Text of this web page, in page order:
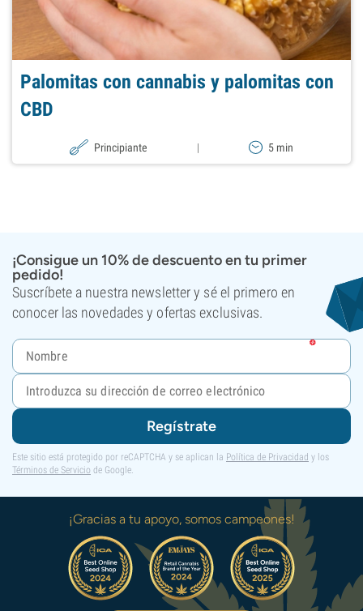
Palomitas con cannabis y palomitas con
CBD
Principiante | 5 min
¡Consigue un 10% de descuento en tu primer
pedido!
Suscríbete a nuestra newsletter y sé el primero en
conocer las novedades y ofertas exclusivas.
Regístrate
Este sitio está protegido por reCAPTCHA y se aplican la Política de Privacidad y los
Términos de Servicio de Google.
¡Gracias a tu apoyo, somos campeones!